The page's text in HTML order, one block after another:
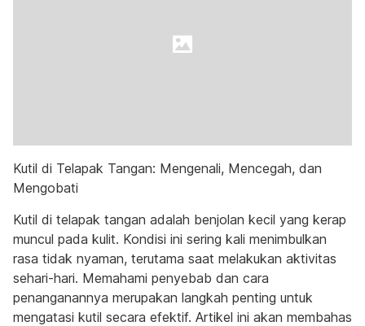
Kutil di Telapak Tangan: Mengenali, Mencegah, dan
Mengobati
Kutil di telapak tangan adalah benjolan kecil yang kerap
muncul pada kulit. Kondisi ini sering kali menimbulkan
rasa tidak nyaman, terutama saat melakukan aktivitas
sehari-hari. Memahami penyebab dan cara
penanganannya merupakan langkah penting untuk
mengatasi kutil secara efektif. Artikel ini akan membahas